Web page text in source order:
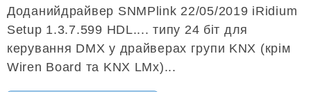
Доданийдрайвер SNMPlink 22/05/2019 iRidium
Setup 1.3.7.599 HDL.... типу 24 біт для
керування DMX у драйверах групи KNX (крім
Wiren Board та KNX LMx)...